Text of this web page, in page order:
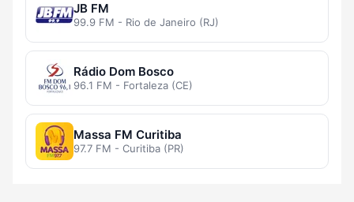
JB FM
99.9 FM - Rio de Janeiro (RJ)
Rádio Dom Bosco
96.1 FM - Fortaleza (CE)
Massa FM Curitiba
97.7 FM - Curitiba (PR)